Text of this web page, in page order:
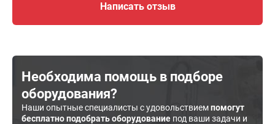
Написать отзыв
Необходима помощь в подборе
оборудования?
Наши опытные специалисты с удовольствиемпомогут
бесплатно подобрать оборудование под ваши задачи и